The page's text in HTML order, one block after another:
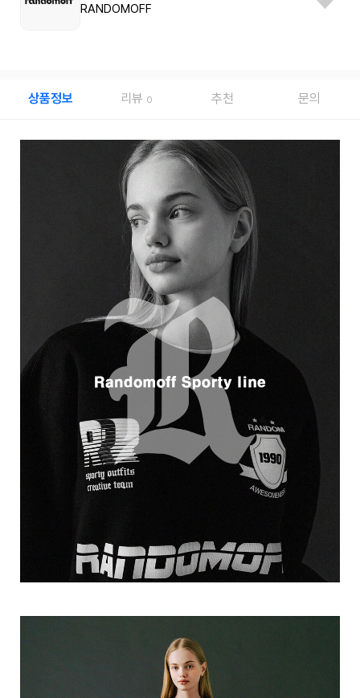
RANDOMOFF
상품정보 리뷰 0 추천 문의